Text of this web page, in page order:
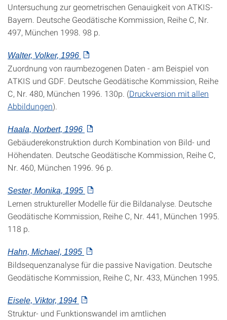
Untersuchung zur geometrischen Genauigkeit von ATKIS-
Bayern. Deutsche Geodätische Kommission, Reihe C, Nr.
497, München 1998. 98 p.
Walter, Volker, 1996
Zuordnung von raumbezogenen Daten - am Beispiel von
ATKIS und GDF. Deutsche Geodätische Kommission, Reihe
C, Nr. 480, München 1996. 130p. (Druckversion mit allen
Abbildungen).
Haala, Norbert, 1996
Gebäuderekonstruktion durch Kombination von Bild- und
Höhendaten. Deutsche Geodätische Kommission, Reihe C,
Nr. 460, München 1996. 96 p.
Sester, Monika, 1995
Lernen struktureller Modelle für die Bildanalyse. Deutsche
Geodätische Kommission, Reihe C, Nr. 441, München 1995.
118 p.
Hahn, Michael, 1995
Bildsequenzanalyse für die passive Navigation. Deutsche
Geodätische Kommission, Reihe C, Nr. 433, München 1995.
Eisele, Viktor, 1994
Struktur- und Funktionswandel im amtlichen